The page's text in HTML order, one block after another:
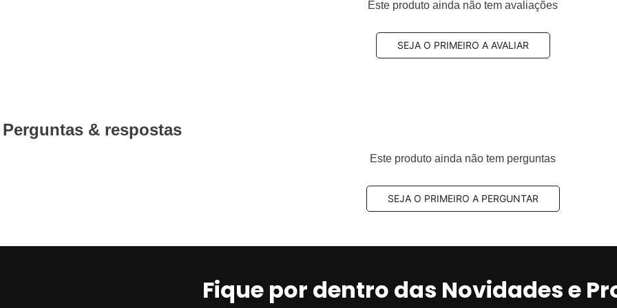
Este produto ainda não tem avaliações
SEJA O PRIMEIRO A AVALIAR
Perguntas & respostas
Este produto ainda não tem perguntas
SEJA O PRIMEIRO A PERGUNTAR
Fique por dentro das Novidades e